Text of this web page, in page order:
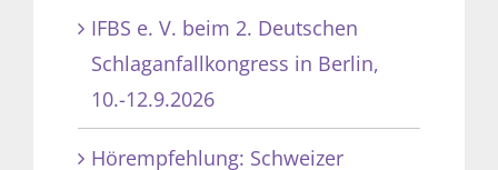
IFBS e. V. beim 2. Deutschen
Schlaganfallkongress in Berlin,
10.-12.9.2026
Hörempfehlung: Schweizer